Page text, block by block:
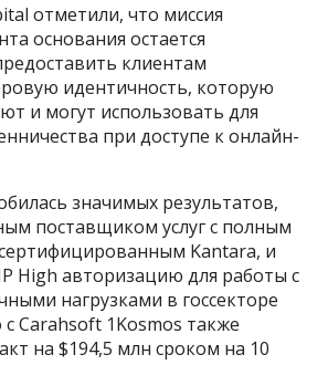
отметили, что миссия
основания остается
клиентам
идентичность, которую
и могут использовать для
при доступе к онлайн-
значимых результатов,
поставщиком услуг с полным
сертифицированным Kantara, и
High авторизацию для работы с
нагрузками в госсекторе
Carahsoft 1Kosmos также
на $194,5 млн сроком на 10